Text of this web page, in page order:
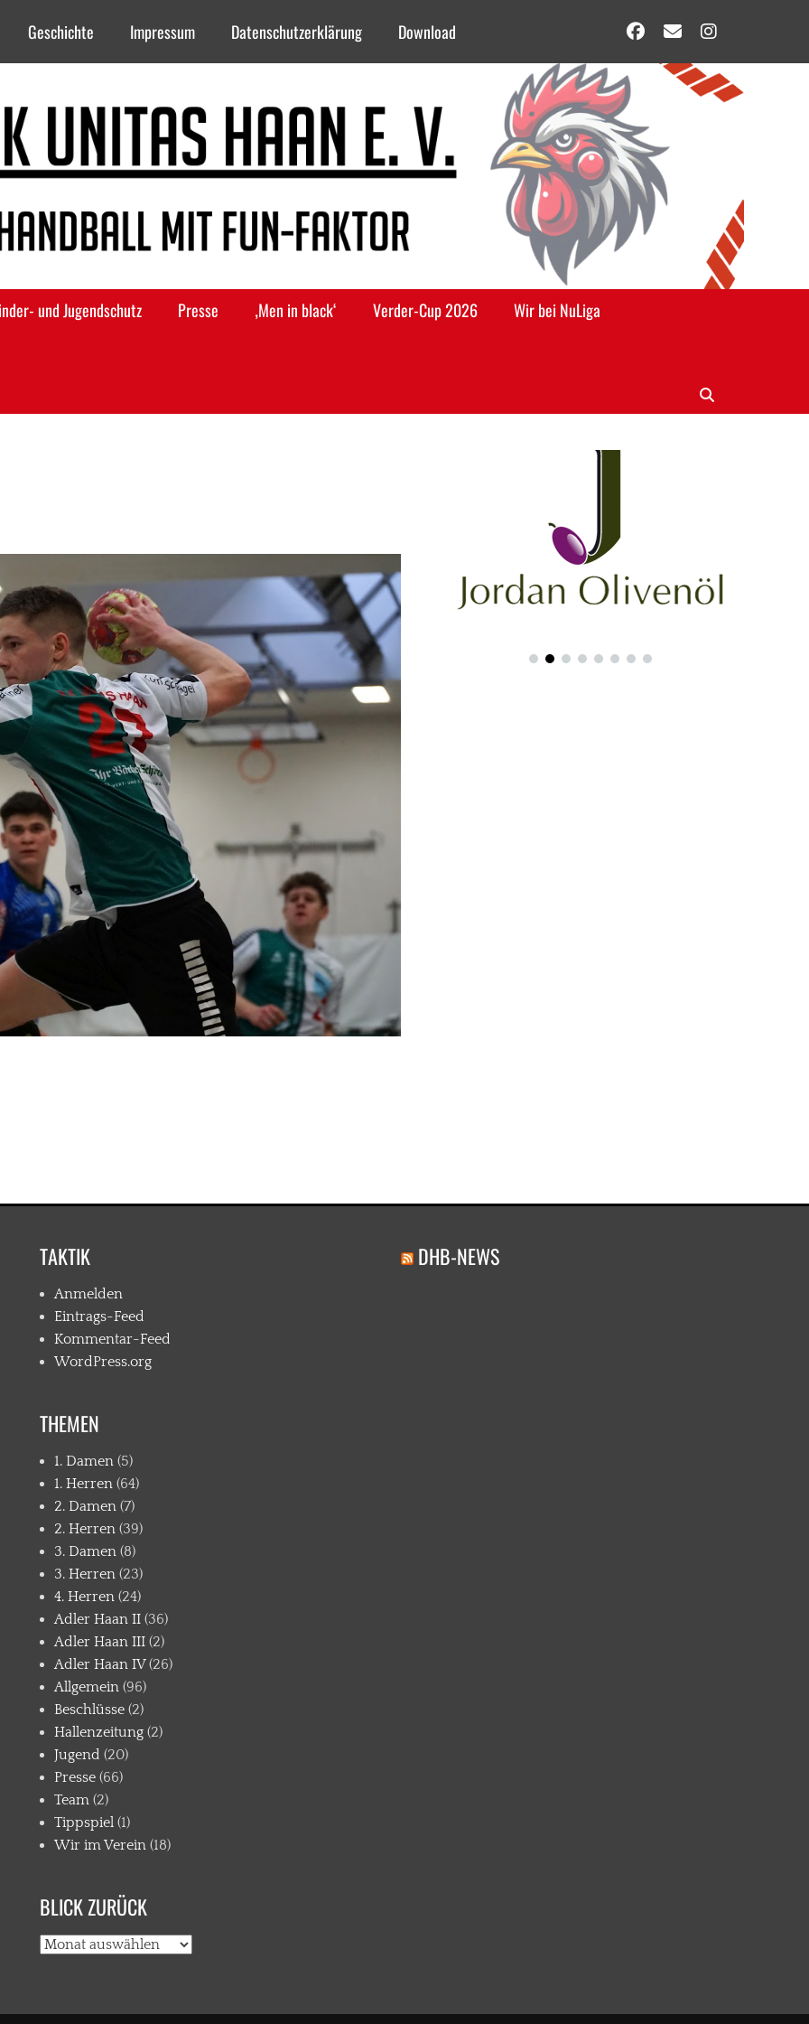
Geschichte Impressum Datenschutzerklärung Download Facebook
E-
und Jugendschutz Presse ‚Men in black‘ Verder-Cup 2026
Wir bei NuLiga
TAKTIK
Anmelden
Eintrags-Feed
Kommentar-Feed
WordPress.org
THEMEN
1. Damen (5)
1. Herren (64)
2. Damen (7)
2. Herren (39)
3. Damen (8)
3. Herren (23)
4. Herren (24)
Adler Haan II(36)
Adler Haan III(2)
Adler Haan IV(26)
Allgemein (96)
Beschlüsse(2)
Hallenzeitung(2)
Jugend (20)
Presse(66)
Team (2)
Tippspiel (1)
Wir im Verein (18)
BLICK ZURÜCK
BLICK
DHB-NEWS